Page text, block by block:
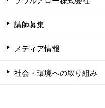
講師募集
メディア情報
社会・環境への取り組み